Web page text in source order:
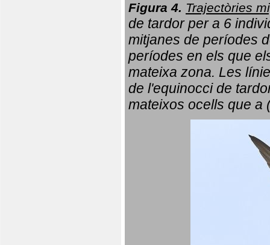
Figura 4. Trajectòries
de tardor per a 6
mitjanes de períodes
períodes en els que
mateixa zona. Les
de l'equinocci de
mateixos ocells que a